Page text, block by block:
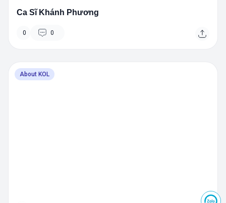
Ca Sĩ Khánh Phương
0 0
About KOL